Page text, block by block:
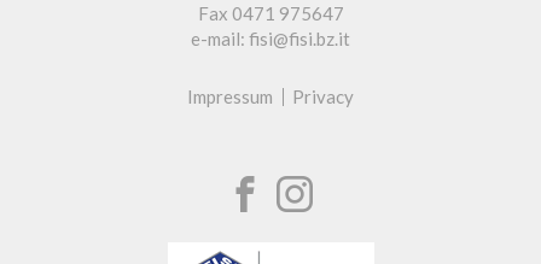
Fax 0471 975647
e-mail: fisi@fisi.bz.it
Impressum Privacy